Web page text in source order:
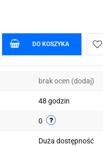
DO KOSZYKA
Do
brak ocen (dodaj)
48 godzin
0
Duża dostępność